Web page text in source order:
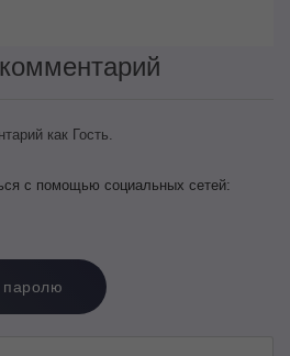
как Гость.
с помощью социальных сетей:
паролю